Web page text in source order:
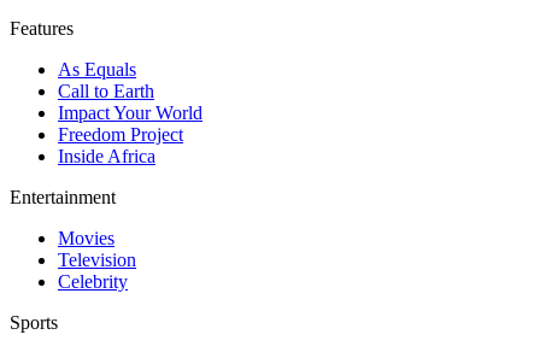
Features
As Equals
Call to Earth
Impact Your World
Freedom Project
Inside Africa
Entertainment
Movies
Television
Celebrity
Sports